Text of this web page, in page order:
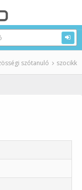
szótanuló szocikk